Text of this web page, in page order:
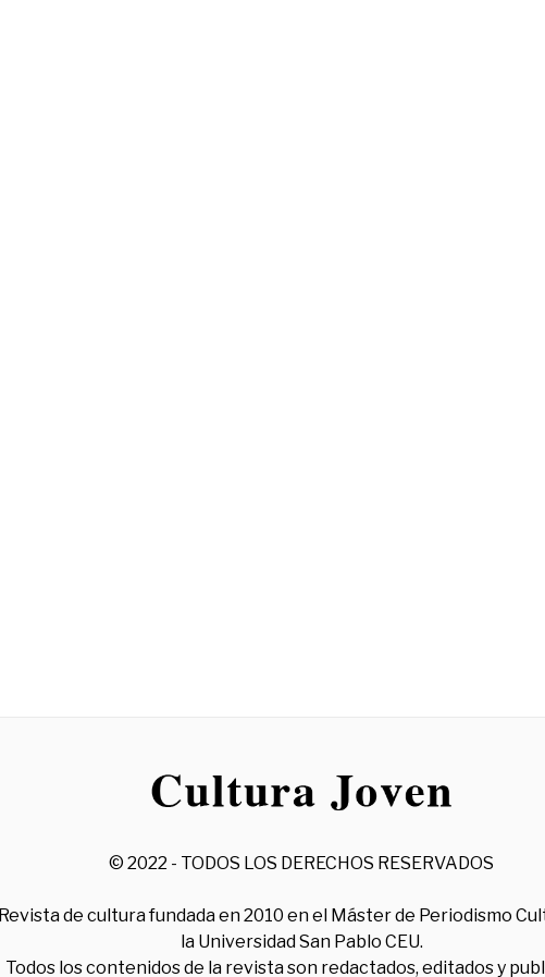
© 2022 - TODOS LOS DERECHOS RESERVADOS
Revista de cultura fundada en 2010 en el Máster de Periodismo
la Universidad San Pablo CEU.
Todos los contenidos de la revista son redactados, editados y